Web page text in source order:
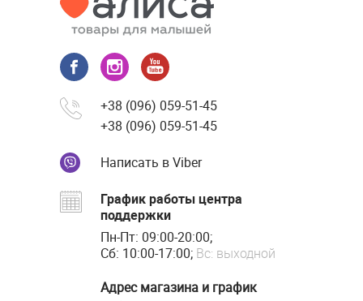
+38 (096) 059-51-45
+38 (096) 059-51-45
Написать в Viber
График работы центра
поддержки
Пн-Пт: 09:00-20:00;
Сб: 10:00-17:00; Вс: выходной
Адрес магазина и график